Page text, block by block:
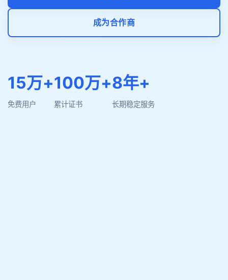
成为合作商
15万+
免费用户
100万+
累计证书
8年+
长期稳定服务